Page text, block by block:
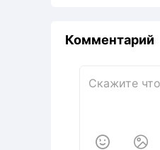
Комментарий
 